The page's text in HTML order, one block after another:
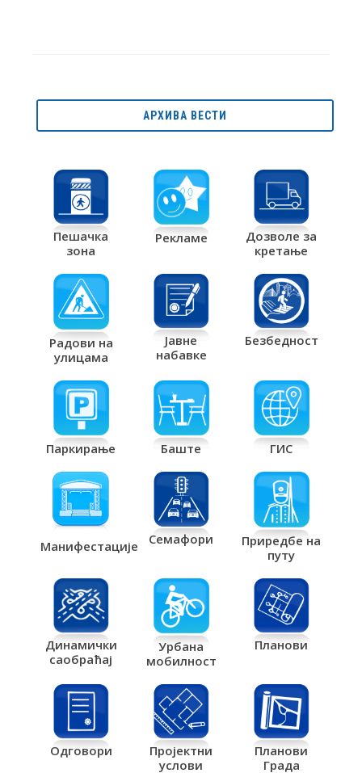
АРХИВА ВЕСТИ
Пешачка
зона
Рекламе
Дозволе за
кретање
Радови на
улицама
Јавне
набавке
Безбедност
Паркирање Баште ГИС
Манифестације Семафори
Приредбе на
путу
Динамички
саобраћај
Урбана
мобилност
Планови
Одговори
Пројектни
услови
Планови
Града